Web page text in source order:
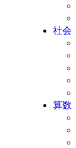
社会
算数